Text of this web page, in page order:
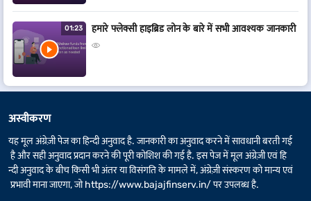
01:23 हमारे फ्लेक्सी हाइब्रिड लोन के बारे में सभी आवश्यक जानकारी
अस्वीकरण
यह मूल अंग्रेज़ी पेज का हिन्दी अनुवाद है. जानकारी का अनुवाद करने में सावधानी बरती गई
है और सही अनुवाद प्रदान करने की पूरी कोशिश की गई है. इस पेज में मूल अंग्रेज़ी एवं हि
न्दी अनुवाद के बीच किसी भी अंतर या विसंगति के मामले में, अंग्रेज़ी संस्करण को मान्य एवं
प्रभावी माना जाएगा, जोhttps://www.bajajfinserv.in/पर उपलब्ध है.